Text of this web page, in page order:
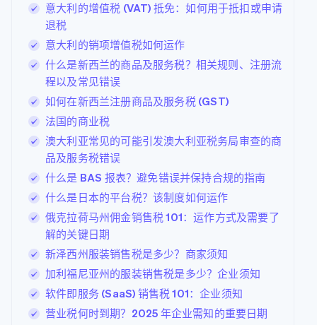
意大利的增值税 (VAT) 抵免：如何用于抵扣或申请
退税
意大利的销项增值税如何运作
什么是新西兰的商品及服务税？相关规则、注册流
程以及常见错误
如何在新西兰注册商品及服务税 (GST)
法国的商业税
澳大利亚常见的可能引发澳大利亚税务局审查的商
品及服务税错误
什么是 BAS 报表？避免错误并保持合规的指南
什么是日本的平台税？该制度如何运作
俄克拉荷马州佣金销售税 101：运作方式及需要了
解的关键日期
新泽西州服装销售税是多少？商家须知
加利福尼亚州的服装销售税是多少？企业须知
软件即服务 (SaaS) 销售税 101：企业须知
营业税何时到期？2025 年企业需知的重要日期